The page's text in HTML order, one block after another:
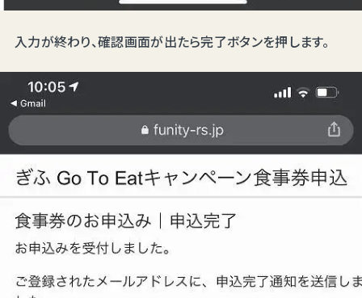
入力が終わり、確認画面が出たら完了ボタンを押します。